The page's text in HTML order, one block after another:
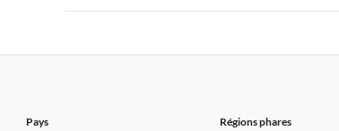
Appartements de Vacances à Côte atlantique
Pays
Régions phares